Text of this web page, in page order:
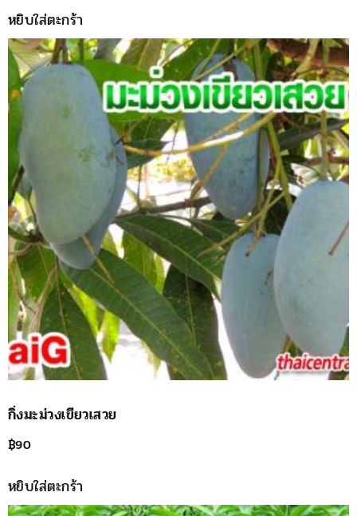
หยิบใส่ตะกร้า
กิ่งมะม่วงเขียวเสวย
฿90
หยิบใส่ตะกร้า